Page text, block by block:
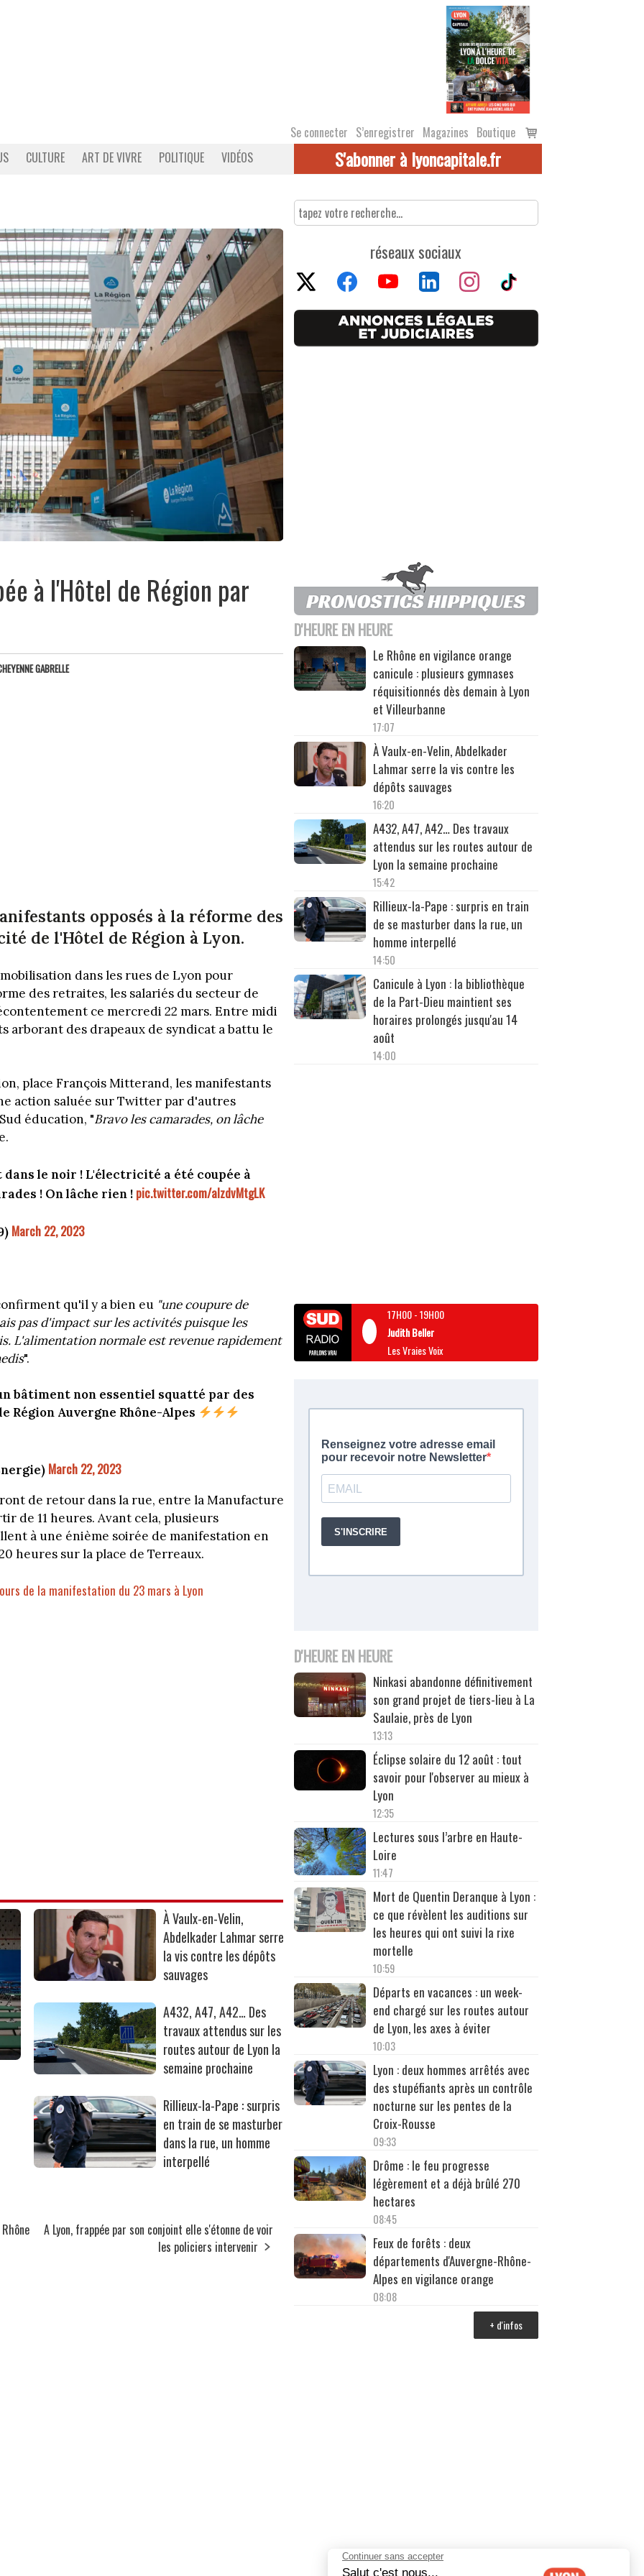
Se connecter S’enregistrer Magazines Boutique
Voir
le
CULTURE ART DE VIVRE POLITIQUE VIDÉOS S'abonner à lyoncapitale.fr
à l'Hôtel de Région par
GABRELLE
opposés à la réforme des
de l'Hôtel de Région à Lyon.
dans les rues de Lyon pour
des retraites, les salariés du secteur de
ce mercredi 22 mars. Entre midi
arborant des drapeaux de syndicat a battu le
place François Mitterand, les manifestants
action saluée sur Twitter par d'autres
éducation, "Bravo les camarades, on lâche
dans le noir ! L'électricité a été coupée à
! On lâche rien ! pic.twitter.com/aIzdvMtgLK
March 22, 2023
qu'il y a bien eu "une coupure de
pas d'impact sur les activités puisque les
L'alimentation normale est revenue rapidement
".
bâtiment non essentiel squatté par des
Région Auvergne Rhône-Alpes
March 22, 2023
de retour dans la rue, entre la Manufacture
de 11 heures. Avant cela, plusieurs
à une énième soirée de manifestation en
heures sur la place de Terreaux.
de la manifestation du 23 mars à Lyon
À Vaulx-en-Velin,
Abdelkader Lahmar serre
la vis contre les dépôts
sauvages
A432, A47, A42… Des
travaux attendus sur les
routes autour de Lyon la
semaine prochaine
Rillieux-la-Pape : surpris
en train de se masturber
dans la rue, un homme
interpellé
A Lyon, frappée par son conjoint elle s'étonne de voir
les policiers intervenir
réseaux sociaux
D'HEURE EN HEURE
Le Rhône en vigilance orange
canicule : plusieurs gymnases
réquisitionnés dès demain à Lyon
et Villeurbanne
17:07
À Vaulx-en-Velin, Abdelkader
Lahmar serre la vis contre les
dépôts sauvages
16:20
A432, A47, A42… Des travaux
attendus sur les routes autour de
Lyon la semaine prochaine
15:42
Rillieux-la-Pape : surpris en train
de se masturber dans la rue, un
homme interpellé
14:50
Canicule à Lyon : la bibliothèque
de la Part-Dieu maintient ses
horaires prolongés jusqu'au 14
août
14:00
17H00-19H00
Judith Beller
Les Vraies Voix
D'HEURE EN HEURE
Ninkasi abandonne définitivement
son grand projet de tiers-lieu à La
Saulaie, près de Lyon
13:13
Éclipse solaire du 12 août : tout
savoir pour l'observer au mieux à
Lyon
12:35
Lectures sous l’arbre en Haute-
Loire
11:47
Mort de Quentin Deranque à Lyon :
ce que révèlent les auditions sur
les heures qui ont suivi la rixe
mortelle
10:59
Départs en vacances : un week-
end chargé sur les routes autour
de Lyon, les axes à éviter
10:03
Lyon : deux hommes arrêtés avec
des stupéfiants après un contrôle
nocturne sur les pentes de la
Croix-Rousse
09:33
Drôme : le feu progresse
légèrement et a déjà brûlé 270
hectares
08:45
Feux de forêts : deux
départements d'Auvergne-Rhône-
Alpes en vigilance orange
08:08
+ d'infos